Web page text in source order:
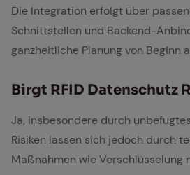
Die Integration erfolgt über
Schnittstellen und Backend-
ganzheitliche Planung von Beginn
Birgt RFID Da­ten­schutz
Ja, insbesondere durch
Risiken lassen sich jedoch durch
Maßnahmen wie Verschlüsselung